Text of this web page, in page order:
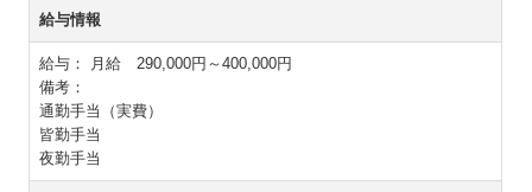
給与情報
給与：
月給 290,000円～400,000円
備考：
通勤手当（実費）
皆勤手当
夜勤手当